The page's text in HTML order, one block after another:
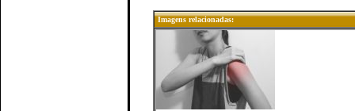
Imagens relacionadas: